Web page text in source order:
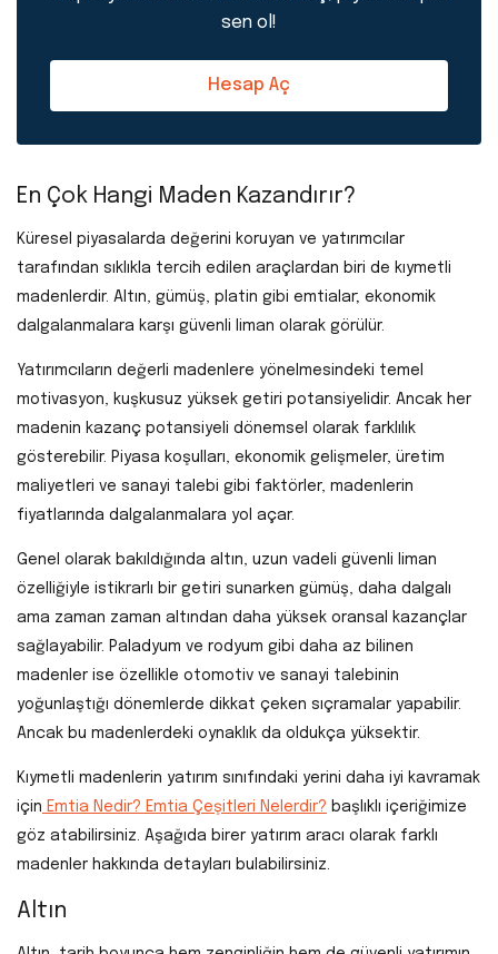
sen ol!
Hesap Aç
En Çok Hangi Maden Kazandırır?
Küresel piyasalarda değerini koruyan ve yatırımcılar
tarafından sıklıkla tercih edilen araçlardan biri de kıymetli
madenlerdir. Altın, gümüş, platin gibi emtialar; ekonomik
dalgalanmalara karşı güvenli liman olarak görülür.
Yatırımcıların değerli madenlere yönelmesindeki temel
motivasyon, kuşkusuz yüksek getiri potansiyelidir. Ancak her
madenin kazanç potansiyeli dönemsel olarak farklılık
gösterebilir. Piyasa koşulları, ekonomik gelişmeler, üretim
maliyetleri ve sanayi talebi gibi faktörler, madenlerin
fiyatlarında dalgalanmalara yol açar.
Genel olarak bakıldığında altın, uzun vadeli güvenli liman
özelliğiyle istikrarlı bir getiri sunarken gümüş, daha dalgalı
ama zaman zaman altından daha yüksek oransal kazançlar
sağlayabilir. Paladyum ve rodyum gibi daha az bilinen
madenler ise özellikle otomotiv ve sanayi talebinin
yoğunlaştığı dönemlerde dikkat çeken sıçramalar yapabilir.
Ancak bu madenlerdeki oynaklık da oldukça yüksektir.
Kıymetli madenlerin yatırım sınıfındaki yerini daha iyi kavramak
için Emtia Nedir? Emtia Çeşitleri Nelerdir? başlıklı içeriğimize
göz atabilirsiniz. Aşağıda birer yatırım aracı olarak farklı
madenler hakkında detayları bulabilirsiniz.
Altın